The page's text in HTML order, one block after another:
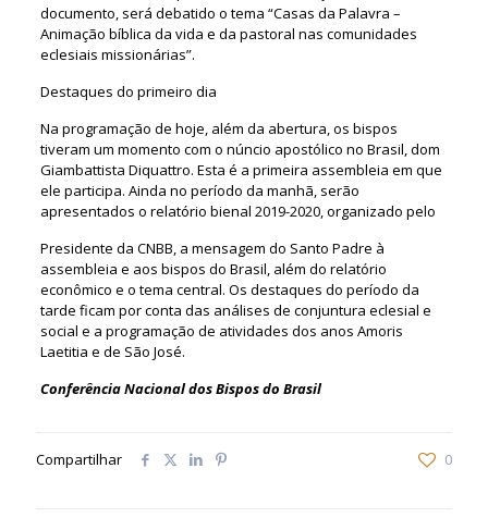
documento, será debatido o tema “Casas da Palavra –
Animação bíblica da vida e da pastoral nas comunidades
eclesiais missionárias”.
Destaques do primeiro dia
Na programação de hoje, além da abertura, os bispos
tiveram um momento com o núncio apostólico no Brasil, dom
Giambattista Diquattro. Esta é a primeira assembleia em que
ele participa. Ainda no período da manhã, serão
apresentados o relatório bienal 2019-2020, organizado pelo
Presidente da CNBB, a mensagem do Santo Padre à
assembleia e aos bispos do Brasil, além do relatório
econômico e o tema central. Os destaques do período da
tarde ficam por conta das análises de conjuntura eclesial e
social e a programação de atividades dos anos Amoris
Laetitia e de São José.
Conferência Nacional dos Bispos do Brasil
Compartilhar 0